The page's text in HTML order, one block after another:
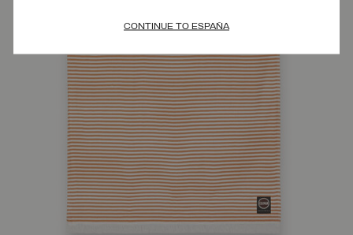
CONTINUE TO ESPAÑA